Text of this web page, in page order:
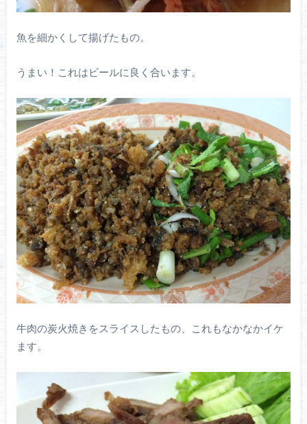
魚を細かくして揚げたもの。
うまい！これはビールに良く合います。
牛肉の炭火焼きをスライスしたもの、これもなかなかイケ
ます。